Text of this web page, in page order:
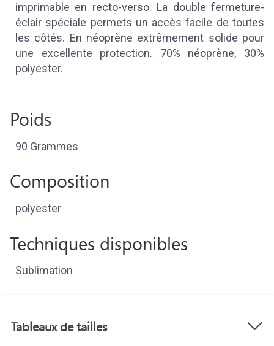
imprimable en recto-verso. La double fermeture-
éclair spéciale permets un accès facile de toutes
les côtés. En néoprène extrêmement solide pour
une excellente protection. 70% néoprène, 30%
polyester.
Poids
90 Grammes
Composition
polyester
Techniques disponibles
Sublimation
Tableaux de tailles